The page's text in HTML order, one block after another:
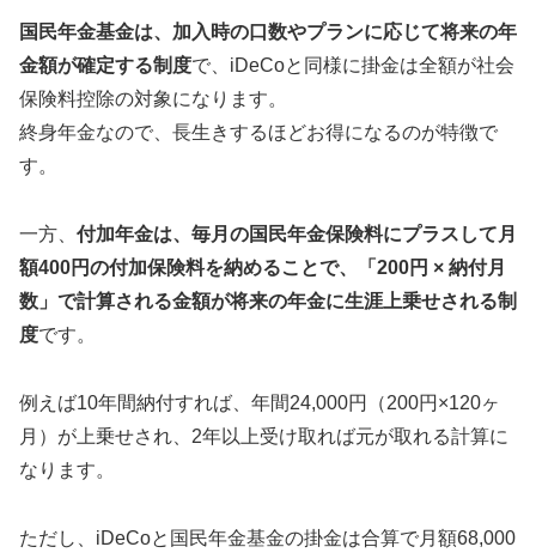
国民年金基金は、加入時の口数やプランに応じて将来の年
金額が確定する制度で、iDeCoと同様に掛金は全額が社会
保険料控除の対象になります。
終身年金なので、長生きするほどお得になるのが特徴で
す。
一方、 付加年金は、毎月の国民年金保険料にプラスして月
額400円の付加保険料を納めることで、「200円 × 納付月
数」で計算される金額が将来の年金に生涯上乗せされる制
度です。
例えば10年間納付すれば、年間24,000円（200円×120ヶ
月）が上乗せされ、2年以上受け取れば元が取れる計算に
なります。
ただし、iDeCoと国民年金基金の掛金は合算で月額68,000